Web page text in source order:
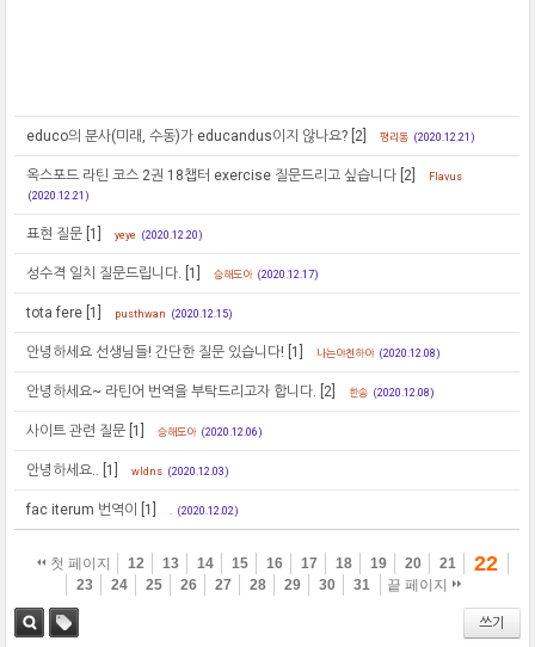
educo의 분사(미래, 수동)가 educandus이지 않나요? [2] 평리동 (2020.12.21)
옥스포드 라틴 코스 2권 18챕터 exercise 질문드리고 싶습니다 [2]
Flavus
(2020.12.21)
표현 질문 [1] yeye (2020.12.20)
성수격 일치 질문드립니다. [1] 승해도아 (2020.12.17)
tota fere [1] pusthwan (2020.12.15)
안녕하세요 선생님들! 간단한 질문 있습니다! [1] 나는야천하야 (2020.12.08)
안녕하세요~ 라틴어 번역을 부탁드리고자 합니다. [2] 한송 (2020.12.08)
사이트 관련 질문 [1] 승해도아 (2020.12.06)
안녕하세요.. [1] wldns (2020.12.03)
fac iterum 번역이 [1] (2020.12.02)
첫 페이지 12 13 14 15 16 17 18 19 20 21 22
23 24 25 26 27 28 29 30 31 끝 페이지
쓰기